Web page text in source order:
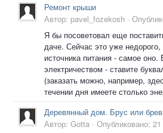
Ремонт крыши
Автор: pavel_fozekosh ·
Я бы посоветовал еще
даче. Сейчас это уже недорого,
источника питания - самое
электричеством - ставите
(заказать можно, например,
течении дня имеете столько
Деревянный дом. Брус или
Автор: Gotta · Опубликовано: